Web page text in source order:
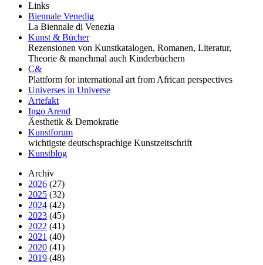
Links
Biennale Venedig
La Biennale di Venezia
Kunst & Bücher
Rezensionen von Kunstkatalogen, Romanen, Literatur,
Theorie & manchmal auch Kinderbüchern
C&
Plattform for international art from African perspectives
Universes in Universe
Artefakt
Ingo Arend
Äesthetik & Demokratie
Kunstforum
wichtigste deutschsprachige Kunstzeitschrift
Kunstblog
Archiv
2026 (27)
2025 (32)
2024 (42)
2023 (45)
2022 (41)
2021 (40)
2020 (41)
2019 (48)